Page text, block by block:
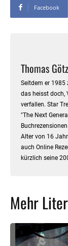
Facebook
Thomas Götz
Seitdem er 1985
das heisst doch,
verfallen. Star
"The Next
Alter von 16
auch Online
kürzlich seine
Mehr